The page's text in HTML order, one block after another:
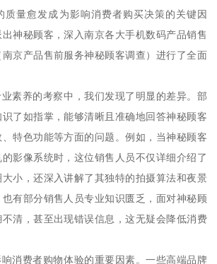
质量愈发成为影响消费者购买决策的关键因
神秘顾客，深入南京各大手机数码产品销售
南京产品售前服务神秘顾客调查 ） 进行了全面
素养的考察中，我们发现了明显的差异。部
了如指掌，能够清晰且准确地回答神秘顾客
特色功能等方面的问题。例如，当神秘顾客
影像系统时，这位销售人员不仅详细介绍了
小，还深入讲解了其独特的拍摄算法和夜景
有部分销售人员专业知识匮乏，面对神秘顾
清，甚至出现错误信息，这无疑会降低消费
消费者购物体验的重要因素。一些高端品牌